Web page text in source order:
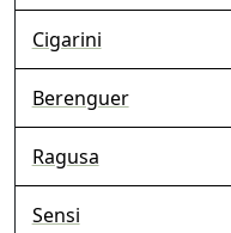
Cigarini
Berenguer
Ragusa
Sensi